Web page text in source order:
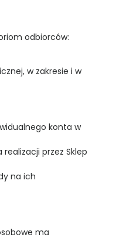
odbiorców:
w zakresie i w
konta w
przez Sklep
na ich
ma